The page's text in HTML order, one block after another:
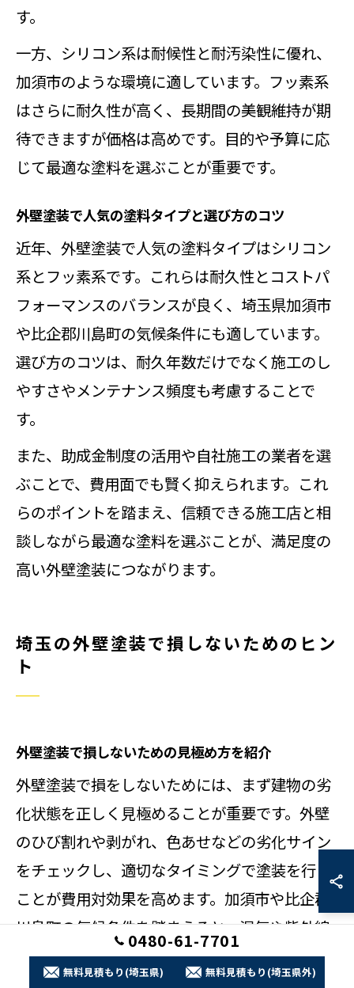
す。
一方、シリコン系は耐候性と耐汚染性に優れ、
加須市のような環境に適しています。フッ素系
はさらに耐久性が高く、長期間の美観維持が期
待できますが価格は高めです。目的や予算に応
じて最適な塗料を選ぶことが重要です。
外壁塗装で人気の塗料タイプと選び方のコツ
近年、外壁塗装で人気の塗料タイプはシリコン
系とフッ素系です。これらは耐久性とコストパ
フォーマンスのバランスが良く、埼玉県加須市
や比企郡川島町の気候条件にも適しています。
選び方のコツは、耐久年数だけでなく施工のし
やすさやメンテナンス頻度も考慮することで
す。
また、助成金制度の活用や自社施工の業者を選
ぶことで、費用面でも賢く抑えられます。これ
らのポイントを踏まえ、信頼できる施工店と相
談しながら最適な塗料を選ぶことが、満足度の
高い外壁塗装につながります。
埼玉の外壁塗装で損しないためのヒン
ト
外壁塗装で損しないための見極め方を紹介
外壁塗装で損をしないためには、まず建物の劣
化状態を正しく見極めることが重要です。外壁
のひび割れや剥がれ、色あせなどの劣化サイン
をチェックし、適切なタイミングで塗装を行う
ことが費用対効果を高めます。加須市や比企郡
川島町の気候条件を踏まえると、湿気や紫外線
の影響による劣化が進みやすいため、定期的な
0480-61-7701
無料見積もり(埼玉県) 無料見積もり(埼玉県外)